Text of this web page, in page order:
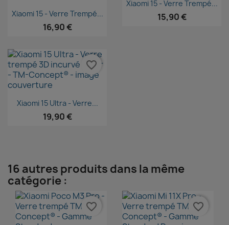
Aperçu rapide
Xiaomi 15 - Verre Trempé...
16,90 €
Xiaomi 15 - Verre Trempé...
15,90 €
Aperçu rapide
Xiaomi 15 Ultra - Verre...
19,90 €
favorite_border
16 autres produits dans la même
catégorie :
favorite_border favorite_border